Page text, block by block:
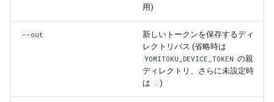
用)
--out
新しいトークンを保存するディ
レクトリパス (省略時は
YOMITOKU_DEVICE_TOKEN の親
ディレクトリ、さらに未設定時
は
. )